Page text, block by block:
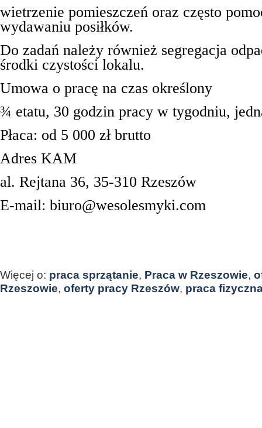
wietrzenie pomieszczeń oraz często
wydawaniu posiłków.
Do zadań należy również segregacja
środki czystości lokalu.
Umowa o pracę na czas określony
¾ etatu, 30 godzin pracy w tygodniu,
Płaca: od 5 000 zł brutto
Adres KAM
al. Rejtana 36, 35-310 Rzeszów
E-mail: biuro@wesolesmyki.com
Więcej o: praca sprzątanie, Praca w Rzeszowie,
Rzeszowie, oferty pracy Rzeszów, praca